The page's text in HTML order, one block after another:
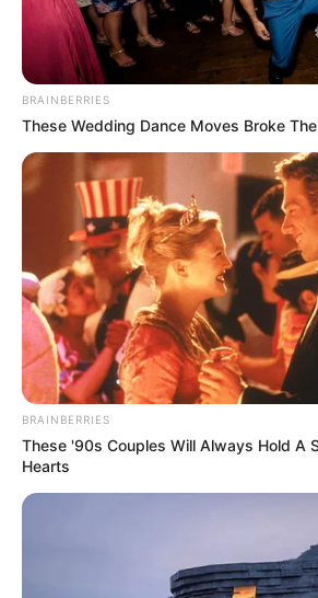
BRAINBERRIES
These Wedding Dance Moves Broke
BRAINBERRIES
These '90s Couples Will Always Hold A
Hearts